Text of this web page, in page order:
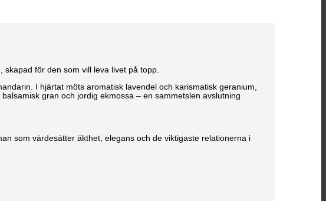
skapad för den som vill leva livet på topp.
I hjärtat möts aromatisk lavendel och karismatisk geranium,
gran och jordig ekmossa – en sammetslen avslutning
som värdesätter äkthet, elegans och de viktigaste relationerna i